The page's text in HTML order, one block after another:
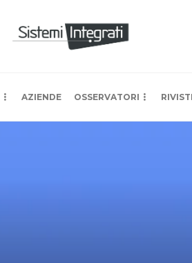
AZIENDE OSSERVATORI